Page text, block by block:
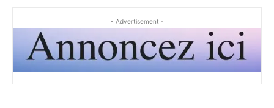
- Advertisement -